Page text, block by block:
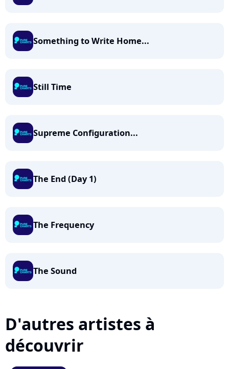
Something to Write Home...
Still Time
Supreme Configuration...
The End (Day 1)
The Frequency
The Sound
D'autres artistes à
découvrir